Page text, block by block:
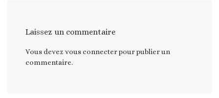
Laissez un commentaire
Vous devez vous connecterpour publier un
commentaire.